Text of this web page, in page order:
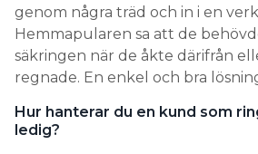
genom några träd och in i en
Hemmapularen sa att de
säkringen när de åkte därifrån
regnade. En enkel och bra
Hur hanterar du en kund som
ledig?